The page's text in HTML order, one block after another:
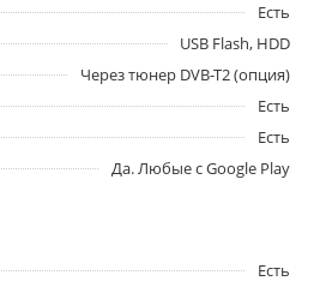
Есть
USB Flash, HDD
Через тюнер DVB-T2 (опция)
Есть
Есть
Да. Любые с Google Play
Есть